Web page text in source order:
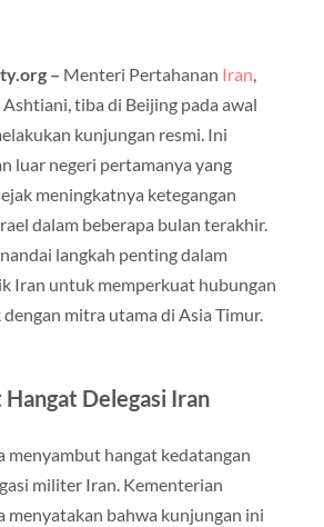
– Menteri Pertahanan Iran,
tiba di Beijing pada awal
kunjungan resmi. Ini
luar negeri pertamanya yang
meningkatnya ketegangan
dalam beberapa bulan terakhir.
langkah penting dalam
Iran untuk memperkuat hubungan
mitra utama di Asia Timur.
Hangat Delegasi Iran
menyambut hangat kedatangan
militer Iran. Kementerian
menyatakan bahwa kunjungan ini